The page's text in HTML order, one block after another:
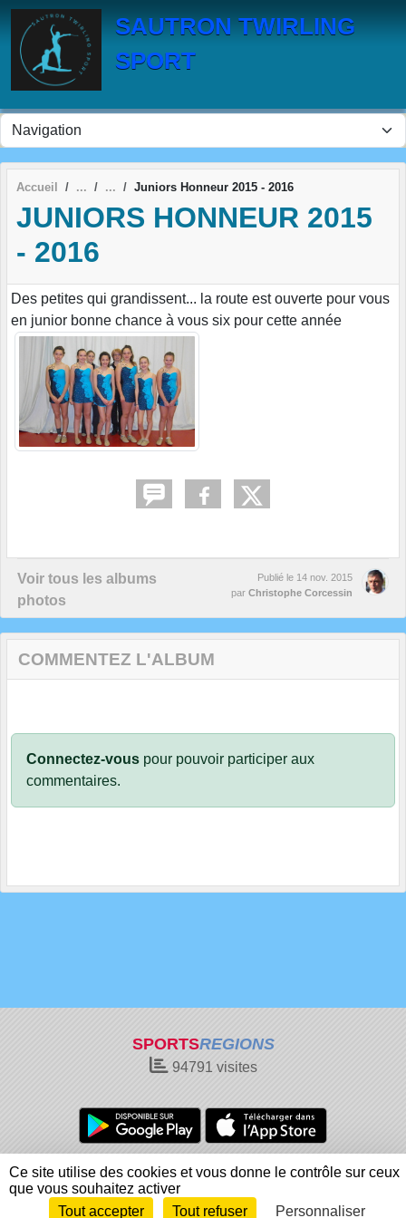
SAUTRON TWIRLING
SPORT
Accueil Juniors Honneur 2015 - 2016
JUNIORS HONNEUR 2015
- 2016
Des petites qui grandissent... la route est ouverte pour vous
en junior bonne chance à vous six pour cette année
Voir tous les albums
photos
Publié le 14 nov. 2015
par Christophe Corcessin
COMMENTEZ L'ALBUM
Connectez-vous pour pouvoir participer aux
commentaires.
SPORTSREGIONS
94791 visites
Charte cookies
Gestion des cookies
Informations légales
Signaler un contenu inapproprié
Envie de participer ?
Connexion
Panneau de gestion des cookies
Ce site utilise des cookies et vous donne le contrôle sur ceux
que vous souhaitez activer
Tout accepter
Tout refuser Personnaliser